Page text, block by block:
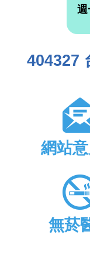
週
404327
網站
無菸